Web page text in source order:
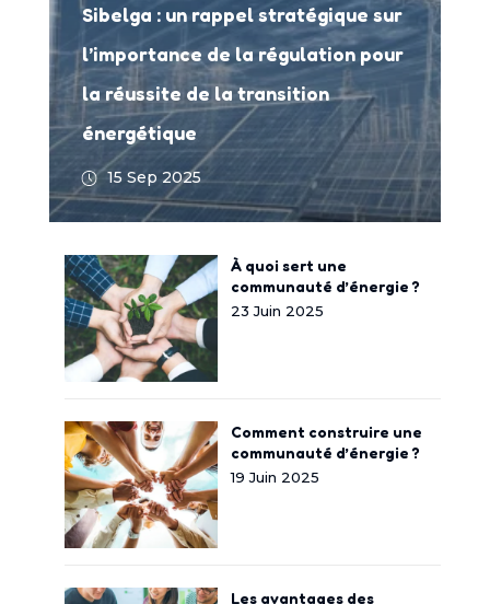
Sibelga : un rappel stratégique sur
l’importance de la régulation pour
la réussite de la transition
énergétique
15 Sep 2025
À quoi sert une
communauté d’énergie ?
23 Juin 2025
Comment construire une
communauté d’énergie ?
19 Juin 2025
Les avantages des